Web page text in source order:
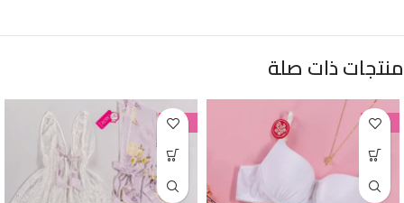
منتجات ذات صلة
-38%
-38%